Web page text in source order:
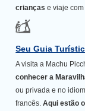
crianças e viaje
Seu Guia
A visita a Machu
conhecer a
ou privada e no
francês. Aqui estão